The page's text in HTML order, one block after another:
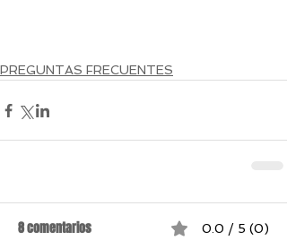
PREGUNTAS FRECUENTES
8 comentarios 0.0 / 5 (0)